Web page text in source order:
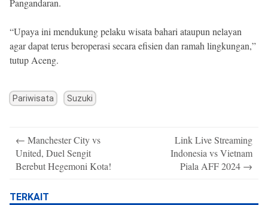
“Upaya ini mendukung pelaku wisata bahari ataupun nelayan
agar dapat terus beroperasi secara efisien dan ramah lingkungan,”
tutup Aceng.
Pariwisata Suzuki
navigation
← Manchester City vs
United, Duel Sengit
Berebut Hegemoni Kota!
Link Live Streaming
Indonesia vs Vietnam
Piala AFF 2024 →
TERKAIT